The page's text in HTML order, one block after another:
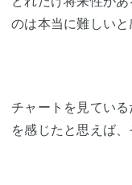
のは本当に難しいと
チャートを見てい
を感じたと思えば、